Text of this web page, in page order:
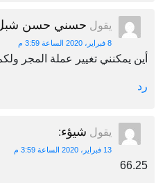
يقول حسني حسن
8 فبراير، 2020 الساعة 3:59 م
أين يمكنني تغيير عملة المجر
رد
يقول شيؤء:
13 فبراير، 2020 الساعة 3:59 م
66.25